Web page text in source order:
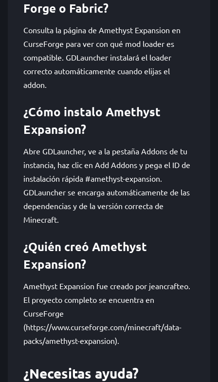
Forge o Fabric?
Consulta la página de Amethyst Expansion en
CurseForge para ver con qué mod loader es
compatible. GDLauncher instalará el loader
correcto automáticamente cuando elijas el
addon.
¿Cómo instalo Amethyst
Expansion?
Abre GDLauncher, ve a la pestaña Addons de tu
instancia, haz clic en Add Addons y pega el ID de
instalación rápida #amethyst-expansion.
GDLauncher se encarga automáticamente de las
dependencias y de la versión correcta de
Minecraft.
¿Quién creó Amethyst
Expansion?
Amethyst Expansion fue creado por jeancrafteo.
El proyecto completo se encuentra en
CurseForge
(https://www.curseforge.com/minecraft/data-
packs/amethyst-expansion).
¿Necesitas ayuda?